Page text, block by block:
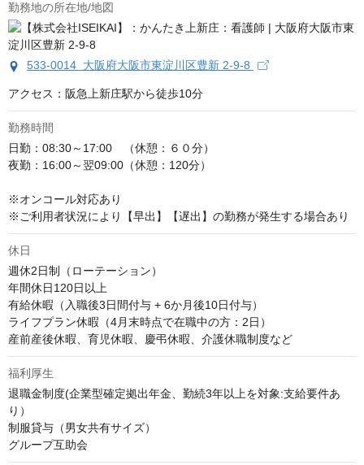
勤務地の所在地/地図
533-0014 大阪府大阪市東淀川区豊新 2-9-8
アクセス：阪急上新庄駅から徒歩10分
勤務時間
日勤：08:30～17:00　（休憩：６０分）
夜勤：16:00～翌09:00（休憩：120分）
※オンコール対応あり
※ご利用者状況により【早出】【遅出】の勤務が発生する場合あり
休日
週休2日制（ローテーション）
年間休日120日以上
有給休暇（入職後3日間付与 + 6か月後10日付与）
ライフプラン休暇（4月末時点で在職中の方：2日）
産前産後休暇、育児休暇、慶弔休暇、介護休職制度など
福利厚生
退職金制度(企業型確定拠出年金、勤続3年以上を対象:支給要件あ
り）
制服貸与（男女共有サイズ）
グループ互助会